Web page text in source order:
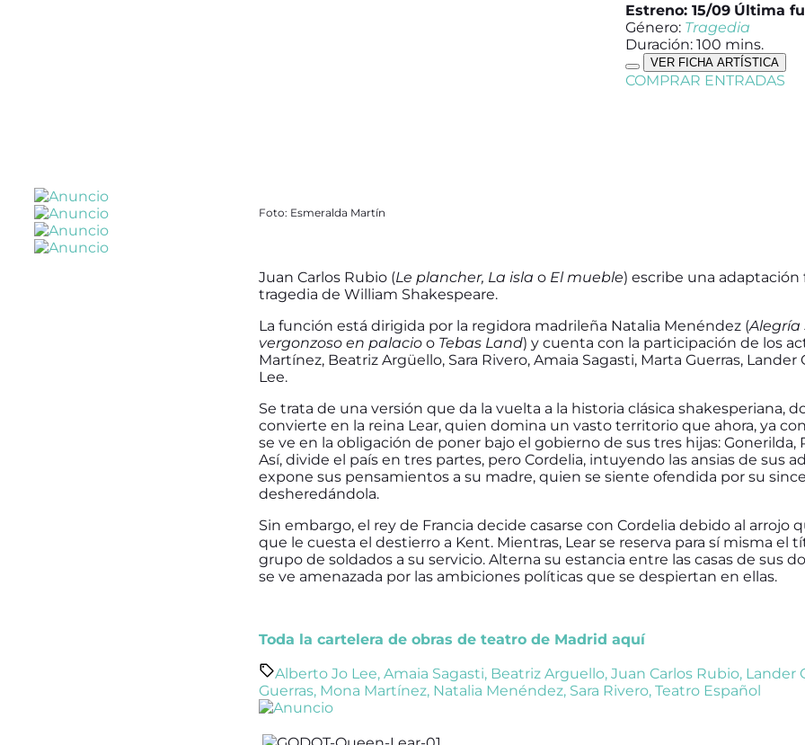
Estreno: 15/09 Última
Género: Tragedia
Duración: 100 mins.
VER FICHA ARTÍSTICA
COMPRAR ENTRADAS
Foto: Esmeralda Martín
Juan Carlos Rubio (Le plancher, La isla o El mueble) escribe una
tragedia de William Shakespeare.
La función está dirigida por la regidora madrileña Natalia Menéndez (Alegría
vergonzoso en palacio o Tebas Land) y cuenta con la participación de los
Martínez, Beatriz Argüello, Sara Rivero, Amaia Sagasti, Marta Guerras,
Lee.
Se trata de una versión que da la vuelta a la historia clásica shakesperiana,
convierte en la reina Lear, quien domina un vasto territorio que ahora, ya
se ve en la obligación de poner bajo el gobierno de sus tres hijas: Gonerilda,
Así, divide el país en tres partes, pero Cordelia, intuyendo las ansias de sus
expone sus pensamientos a su madre, quien se siente ofendida por su
desheredándola.
Sin embargo, el rey de Francia decide casarse con Cordelia debido al arrojo
que le cuesta el destierro a Kent. Mientras, Lear se reserva para sí misma el
grupo de soldados a su servicio. Alterna su estancia entre las casas de sus
se ve amenazada por las ambiciones políticas que se despiertan en ellas.
Toda la cartelera de obras de teatro de Madrid aquí
Alberto Jo Lee, Amaia Sagasti, Beatriz Arguello, Juan Carlos Rubio, Lander
Guerras, Mona Martínez, Natalia Menéndez, Sara Rivero, Teatro Español